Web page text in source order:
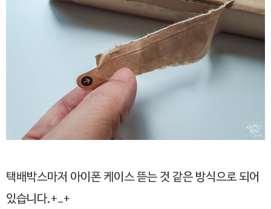
택배박스마저 아이폰 케이스 뜯는 것 같은 방식으로 되어
있습니다.+_+